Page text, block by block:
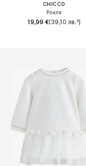
CHICCO
Рокля
19,99 €(39,10 лв.³)